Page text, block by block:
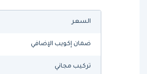
السعر
ضمان إكويب الإضافي
تركيب مجاني